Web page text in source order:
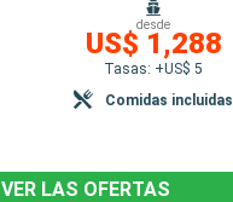
desde
US$ 1,288
Tasas: +US$ 5
Comidas incluidas
VER LAS OFERTAS